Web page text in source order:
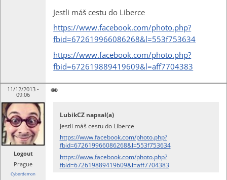
Jestli máš cestu do Liberce
https://www.facebook.com/photo.php?
fbid=672619966086268&l=553f753634
https://www.facebook.com/photo.php?
fbid=672619889419609&l=aff7704383
11/12/2013 -
09:06
Logout
Prague
Cyberdemon
LubikCZ napsal(a)
Jestli máš cestu do Liberce
https://www.facebook.com/photo.php?
fbid=672619966086268&l=553f753634
https://www.facebook.com/photo.php?
fbid=672619889419609&l=aff7704383